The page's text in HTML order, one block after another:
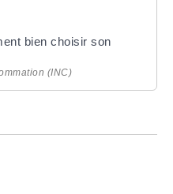
bien choisir son
(INC)